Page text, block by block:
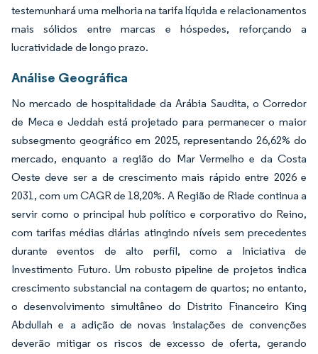
testemunhará uma melhoria na tarifa líquida e relacionamentos
mais sólidos entre marcas e hóspedes, reforçando a
lucratividade de longo prazo.
Análise Geográfica
No mercado de hospitalidade da Arábia Saudita, o Corredor
de Meca e Jeddah está projetado para permanecer o maior
subsegmento geográfico em 2025, representando 26,62% do
mercado, enquanto a região do Mar Vermelho e da Costa
Oeste deve ser a de crescimento mais rápido entre 2026 e
2031, com um CAGR de 18,20%. A Região de Riade continua a
servir como o principal hub político e corporativo do Reino,
com tarifas médias diárias atingindo níveis sem precedentes
durante eventos de alto perfil, como a Iniciativa de
Investimento Futuro. Um robusto pipeline de projetos indica
crescimento substancial na contagem de quartos; no entanto,
o desenvolvimento simultâneo do Distrito Financeiro King
Abdullah e a adição de novas instalações de convenções
deverão mitigar os riscos de excesso de oferta, gerando